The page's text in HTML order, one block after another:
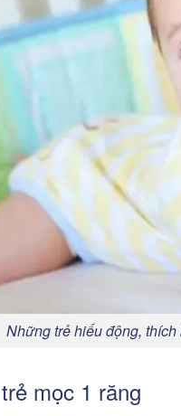
Những trẻ hiếu động,
mọc 1 răng